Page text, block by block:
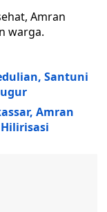
Amran
warga.
Santuni
Amran